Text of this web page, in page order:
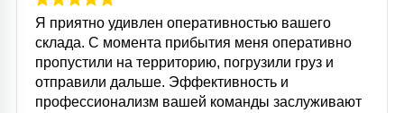
Я приятно удивлен оперативностью вашего
склада. С момента прибытия меня оперативно
пропустили на территорию, погрузили груз и
отправили дальше. Эффективность и
профессионализм вашей команды заслуживают